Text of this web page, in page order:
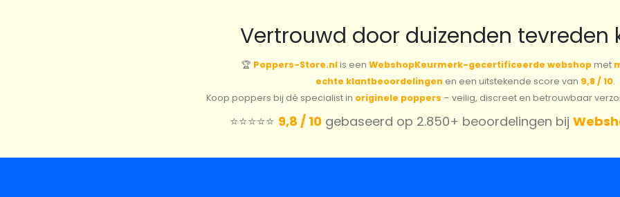
Vertrouwd door duizenden tevreden
🏆 Poppers-Store.nlis een WebshopKeurmerk-gecertificeerde webshopmet
echte klantbeoordelingen en een uitstekende score van 9,8 / 10.
Koop poppers bij dé specialist in originele poppers – veilig, discreet en betrouwbaar
⭐️⭐️⭐️⭐️⭐️ 9,8 / 10gebaseerd op 2.850+ beoordelingen bij